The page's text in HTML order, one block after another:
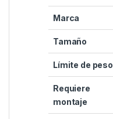
Marca
Tamaño
Límite de peso
Requiere
montaje